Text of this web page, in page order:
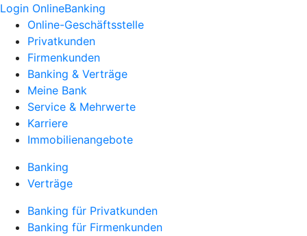
Login OnlineBanking
Online-Geschäftsstelle
Privatkunden
Firmenkunden
Banking & Verträge
Meine Bank
Service & Mehrwerte
Karriere
Immobilienangebote
Banking
Verträge
Banking für Privatkunden
Banking für Firmenkunden